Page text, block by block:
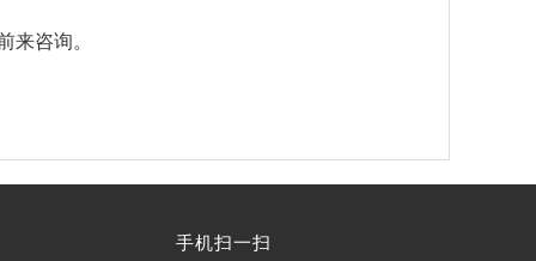
来咨询。
手机扫一扫